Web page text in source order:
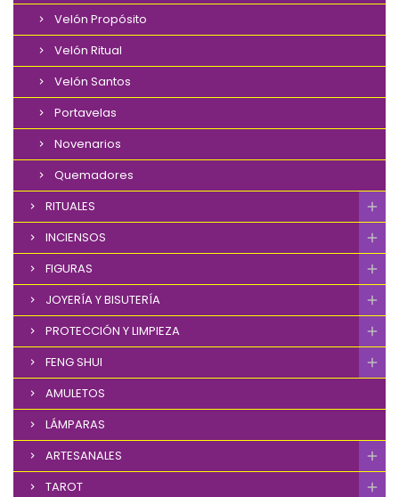
Velón Propósito
Velón Ritual
Velón Santos
Portavelas
Novenarios
Quemadores
RITUALES
INCIENSOS
FIGURAS
JOYERÍA Y BISUTERÍA
PROTECCIÓN Y LIMPIEZA
FENG SHUI
AMULETOS
LÁMPARAS
ARTESANALES
TAROT